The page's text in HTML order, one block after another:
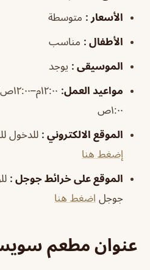
الأسعار : متوسطة
الأطفال : مناسب
الموسيقى : يوجد
مواعيد العمل:
١:٠٠ص
الموقع الالكتروني : للدخول
إضغط هنا
الموقع على خرائط جوجل :
جوجل اضغط هنا
عنوان مطعم